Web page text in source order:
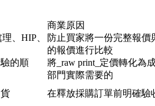
商業原因
、HIP、
防止買家將一份完整報
的報價進行比較
的順
將_raw print_定價轉化為
部門實際需要的
在釋放採購訂單前明確驗